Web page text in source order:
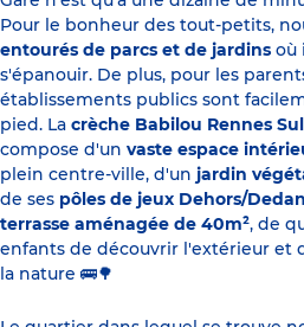
Pour le bonheur des tout-petits,
entourés de parcs et de jardins où
s'épanouir. De plus, pour les
établissements publics sont
pied. La crèche Babilou Rennes
compose d'un vaste espace
plein centre-ville, d'un jardin
de ses pôles de jeux Dehors/
terrasse aménagée de 40m², de
enfants de découvrir l'extérieur et
la nature 🚌🌳